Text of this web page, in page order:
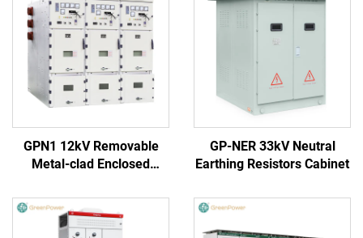
GPN1 12kV Removable
Metal-clad Enclosed
GP-NER 33kV Neutral
Earthing Resistors Cabinet